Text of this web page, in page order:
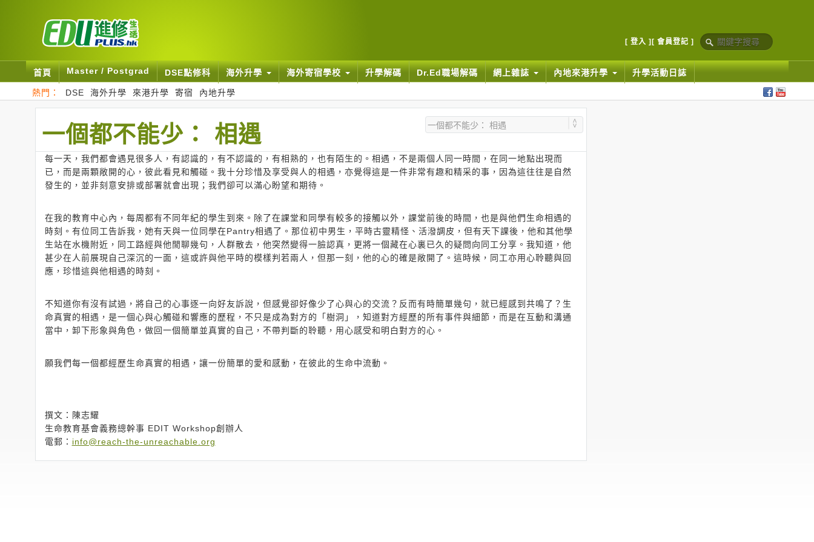
[ 登入 ] [ 會員登記 ]
首頁 Master / Postgrad DSE點修科 海外升學 海外寄宿學校 升學解碼 Dr.Ed職場解碼 網上雜誌 內地來港升學 升學活動日誌
熱門： DSE 海外升學 來港升學 寄宿 內地升學
一個都不能少： 相遇
每一天，我們都會遇見很多人，有認識的，有不認識的，有相熟的，也有陌生的。相遇，不是兩個人同一時間，在同一地點出現而
已，而是兩顆敞開的心，彼此看見和觸碰。我十分珍惜及享受與人的相遇，亦覺得這是一件非常有趣和精采的事，因為這往往是自然
發生的，並非刻意安排或部署就會出現；我們卻可以滿心盼望和期待。
在我的教育中心內，每周都有不同年紀的學生到來。除了在課堂和同學有較多的接觸以外，課堂前後的時間，也是與他們生命相遇的
時刻。有位同工告訴我，她有天與一位同學在Pantry相遇了。那位初中男生，平時古靈精怪、活潑調皮，但有天下課後，他和其他學
生站在水機附近，同工路經與他閒聊幾句，人群散去，他突然變得一臉認真，更將一個藏在心裏已久的疑問向同工分享。我知道，他
甚少在人前展現自己深沉的一面，這或許與他平時的模樣判若兩人，但那一刻，他的心的確是敞開了。這時候，同工亦用心聆聽與回
應，珍惜這與他相遇的時刻。
不知道你有沒有試過，將自己的心事逐一向好友訴說，但感覺卻好像少了心與心的交流？反而有時簡單幾句，就已經感到共鳴了？生
命真實的相遇，是一個心與心觸碰和響應的歷程，不只是成為對方的「樹洞」，知道對方經歷的所有事件與細節，而是在互動和溝通
當中，卸下形象與角色，做回一個簡單並真實的自己，不帶判斷的聆聽，用心感受和明白對方的心。
願我們每一個都經歷生命真實的相遇，讓一份簡單的愛和感動，在彼此的生命中流動。
撰文：陳志耀
生命教育基會義務總幹事 EDIT Workshop創辦人
電郵： info@reach-the-unreachable.org